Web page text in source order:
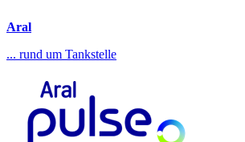
Aral
... rund um Tankstelle